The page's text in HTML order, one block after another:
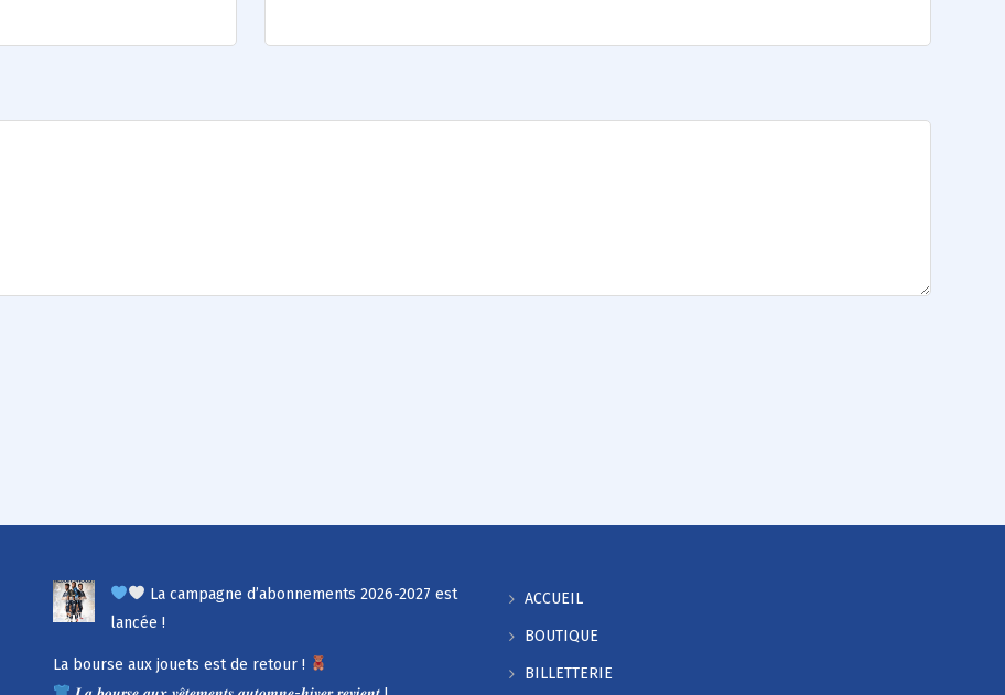
La campagne d’abonnements 2026-2027 est
lancée !
La bourse aux jouets est de retour !
ACCUEIL
BOUTIQUE
BILLETTERIE